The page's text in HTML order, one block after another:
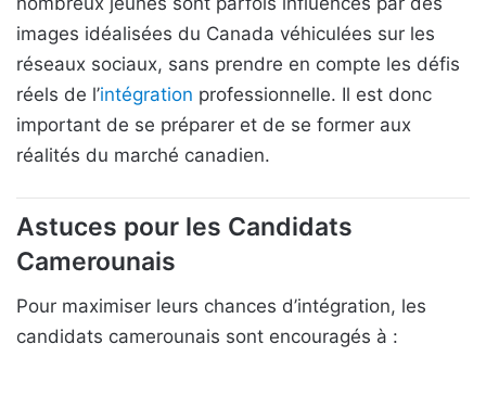
images idéalisées du Canada véhiculées sur les
réseaux sociaux, sans prendre en compte les défis
réels de l’intégration professionnelle. Il est donc
important de se préparer et de se former aux
réalités du marché canadien.
Astuces pour les Candidats
Camerounais
Pour maximiser leurs chances d’intégration, les
candidats camerounais sont encouragés à :